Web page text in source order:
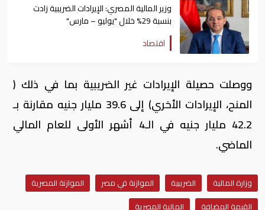
وزير المالية المصري: الإيرادات الضريبية زادت
بنسبة 29% خلال "يوليو – مارس"
اقتصاد
ووصلت حصيلة الإيرادات غير الضريبية بما في ذلك (
المنح، الإيرادات الأخري) إلى 39.6 مليار جنيه مقارنة بـ
42.2 مليار جنيه في الـ4 أشهر الأولى للعام المالي
الماضي.
وزارة المالية الضريبية الموازنة في مصر
الموازنة المصرية
القيمة المضافة
المالية المصرية